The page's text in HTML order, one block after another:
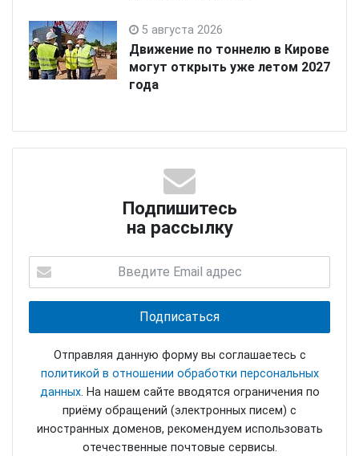
5 августа 2026
Движение по тоннелю в Кирове
могут открыть уже летом 2027
года
Подпишитесь
на рассылку
Отправляя данную форму вы соглашаетесь с
политикой в отношении обработки персональных
данных. На нашем сайте вводятся ограничения по
приёму обращений (электронных писем) с
иностранных доменов, рекомендуем использовать
отечественные почтовые сервисы.